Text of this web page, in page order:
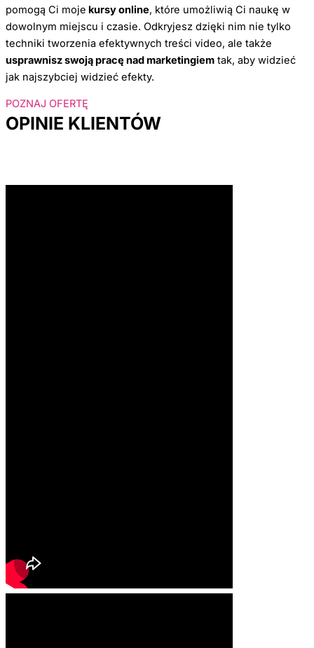
pomogą Ci moje kursy online, które umożliwią Ci naukę w
dowolnym miejscu i czasie. Odkryjesz dzięki nim nie tylko
techniki tworzenia efektywnych treści video, ale także
usprawnisz swoją pracę nad marketingiem tak, aby widzieć
jak najszybciej widzieć efekty.
POZNAJ OFERTĘ
OPINIE KLIENTÓW